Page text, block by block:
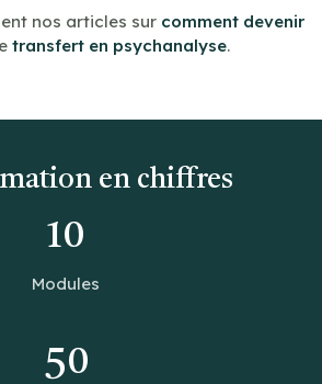
nos articles sur comment devenir
transfert en psychanalyse.
en chiffres
10
Modules
50